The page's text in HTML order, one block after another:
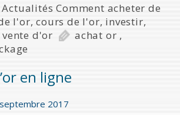
Actualités Comment acheter de
l'or,cours de l'or, investir,
vente d'or achat or ,
en ligne
2017